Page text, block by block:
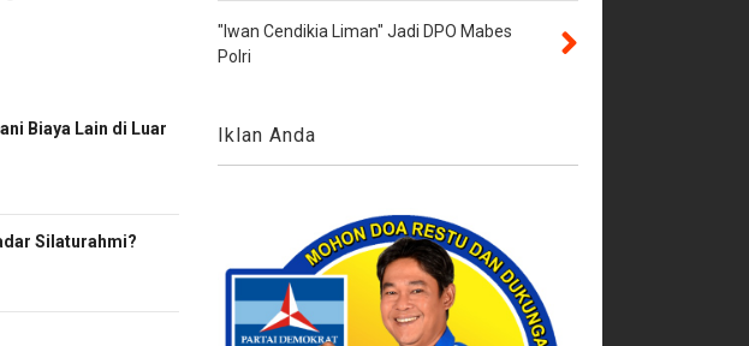
Biaya Lain di Luar
Silaturahmi?
"Iwan Cendikia Liman" Jadi DPO Mabes
Polri
Iklan Anda